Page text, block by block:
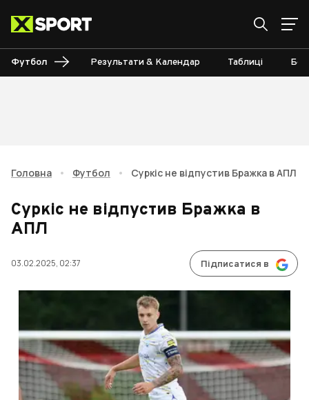
Футбол Результати & Календар Таблиці
Головна • Футбол • Суркіс не відпустив Бражка в АПЛ
Суркіс не відпустив Бражка в
АПЛ
03.02.2025, 02:37 Підписатися в